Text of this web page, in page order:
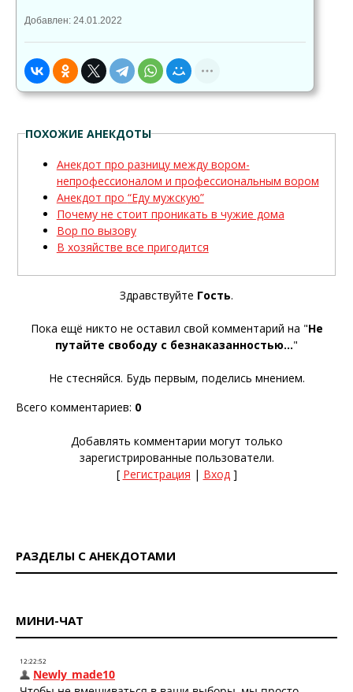
Добавлен: 24.01.2022
ПОХОЖИЕ АНЕКДОТЫ
Анекдот про разницу между вором-
непрофессионалом и профессиональным вором
Анекдот про “Еду мужскую”
Почему не стоит проникать в чужие дома
Вор по вызову
В хозяйстве все пригодится
Здравствуйте Гость.
Пока ещё никто не оставил свой комментарий на "Не
путайте свободу с безнаказанностью..."
Не стесняйся. Будь первым, поделись мнением.
Всего комментариев: 0
Добавлять комментарии могут только
зарегистрированные пользователи.
[ Регистрация | Вход]
РАЗДЕЛЫ С АНЕКДОТАМИ
МИНИ-ЧАТ